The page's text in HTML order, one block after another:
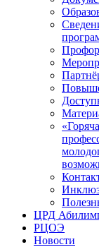
ЦРД
РЦОЭ
Новости